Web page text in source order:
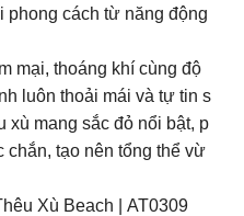
phong cách từ năng động
mại, thoáng khí cùng độ
luôn thoải mái và tự tin s
xù mang sắc đỏ nổi bật, p
chắn, tạo nên tổng thể vừ
Xù Beach | AT0309